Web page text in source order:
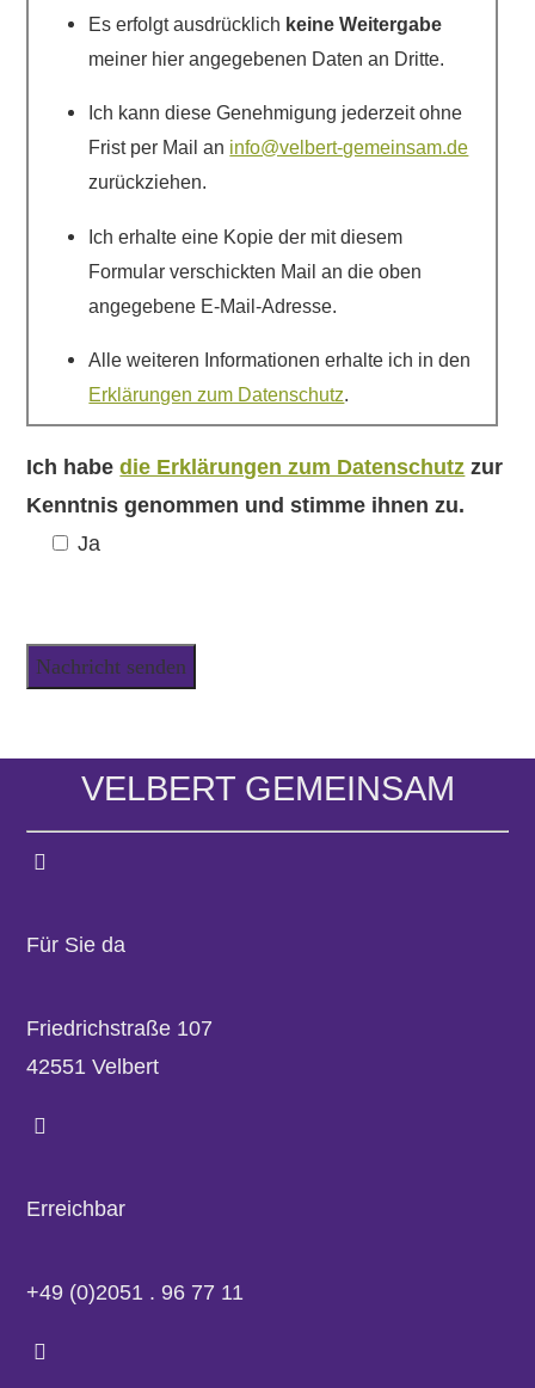
Es erfolgt ausdrücklich keine Weitergabe
meiner hier angegebenen Daten an Dritte.
Ich kann diese Genehmigung jederzeit ohne
Frist per Mail an info@velbert-gemeinsam.de
zurückziehen.
Ich erhalte eine Kopie der mit diesem
Formular verschickten Mail an die oben
angegebene E-Mail-Adresse.
Alle weiteren Informationen erhalte ich in den
Erklärungen zum Datenschutz.
Ich habedie Erklärungen zum Datenschutz zur
Kenntnis genommen und stimme ihnen zu.
Ja
VELBERT GEMEINSAM
Für Sie da
Friedrichstraße 107
42551 Velbert
Erreichbar
+49 (0)2051 . 96 77 11